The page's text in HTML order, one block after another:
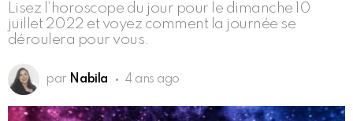
Lisez l’horoscope du jour pour le dimanche 10
juillet 2022 et voyez comment la journée se
déroulera pour vous.
par Nabila 4 ans ago